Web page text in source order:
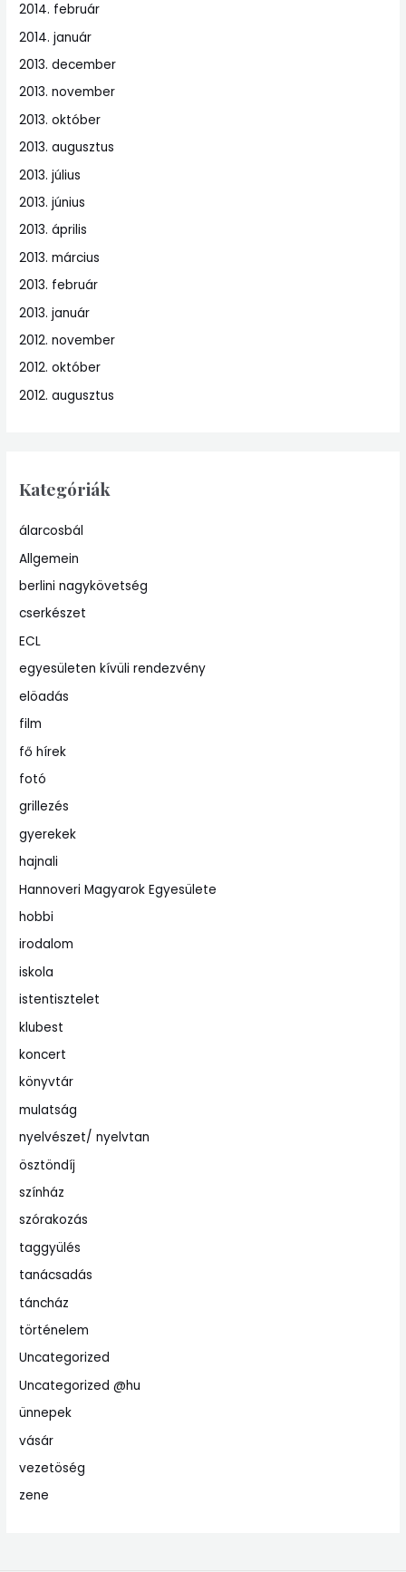
2014. február
2014. január
2013. december
2013. november
2013. október
2013. augusztus
2013. július
2013. június
2013. április
2013. március
2013. február
2013. január
2012. november
2012. október
2012. augusztus
Kategóriák
álarcosbál
Allgemein
berlini nagykövetség
cserkészet
ECL
egyesületen kívüli rendezvény
elöadás
film
fő hírek
fotó
grillezés
gyerekek
hajnali
Hannoveri Magyarok Egyesülete
hobbi
irodalom
iskola
istentisztelet
klubest
koncert
könyvtár
mulatság
nyelvészet/ nyelvtan
ösztöndíj
színház
szórakozás
taggyülés
tanácsadás
táncház
történelem
Uncategorized
Uncategorized @hu
ünnepek
vásár
vezetöség
zene